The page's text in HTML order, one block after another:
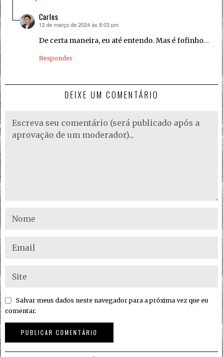
Carlos
disse:
12 de março de 2024 às 8:03 pm
De certa maneira, eu até entendo. Mas é fofinho…
Responder
DEIXE UM COMENTÁRIO
Salvar meus dados neste navegador para a próxima vez que eu
comentar.